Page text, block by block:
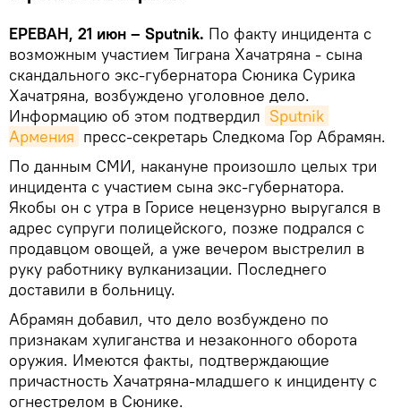
ЕРЕВАН, 21 июн – Sputnik. По факту инцидента с
возможным участием Тиграна Хачатряна - сына
скандального экс-губернатора Сюника Сурика
Хачатряна, возбуждено уголовное дело.
Информацию об этом подтвердил Sputnik
Армения пресс-секретарь Следкома Гор Абрамян.
По данным СМИ, накануне произошло целых три
инцидента с участием сына экс-губернатора.
Якобы он с утра в Горисе нецензурно выругался в
адрес супруги полицейского, позже подрался с
продавцом овощей, а уже вечером выстрелил в
руку работнику вулканизации. Последнего
доставили в больницу.
Абрамян добавил, что дело возбуждено по
признакам хулиганства и незаконного оборота
оружия. Имеются факты, подтверждающие
причастность Хачатряна-младшего к инциденту с
огнестрелом в Сюнике.